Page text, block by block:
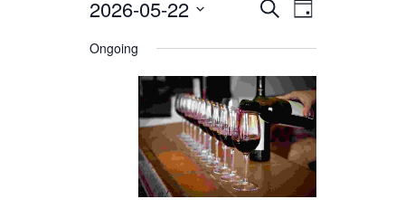
Search
and
Navigation
SEARCHEvent
Views
DAY
2026-05-22
Select
Ongoing